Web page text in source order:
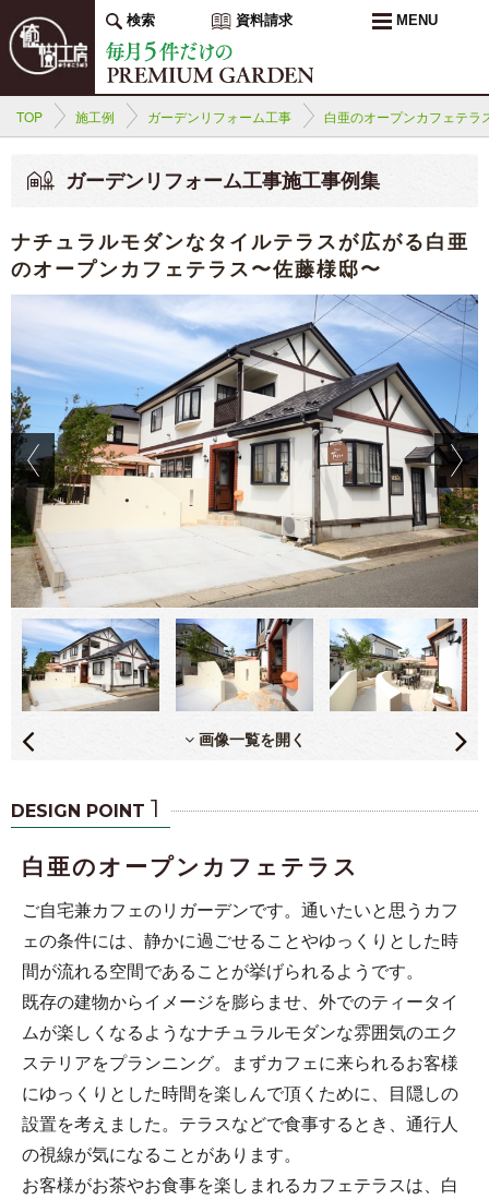
検索 資料請求 MENU
TOP 施工例 ガーデンリフォーム工事 白亜のオープンカフェテラ
ガーデンリフォーム工事施工事例集
ナチュラルモダンなタイルテラスが広がる白亜
のオープンカフェテラス〜佐藤様邸〜
画像一覧を開く
DESIGN POINT 1
白亜のオープンカフェテラス
ご自宅兼カフェのリガーデンです。通いたいと思うカフ
ェの条件には、静かに過ごせることやゆっくりとした時
間が流れる空間であることが挙げられるようです。
既存の建物からイメージを膨らませ、外でのティータイ
ムが楽しくなるようなナチュラルモダンな雰囲気のエク
ステリアをプランニング。まずカフェに来られるお客様
にゆっくりとした時間を楽しんで頂くために、目隠しの
設置を考えました。テラスなどで食事するとき、通行人
の視線が気になることがあります。
お客様がお茶やお食事を楽しまれるカフェテラスは、白